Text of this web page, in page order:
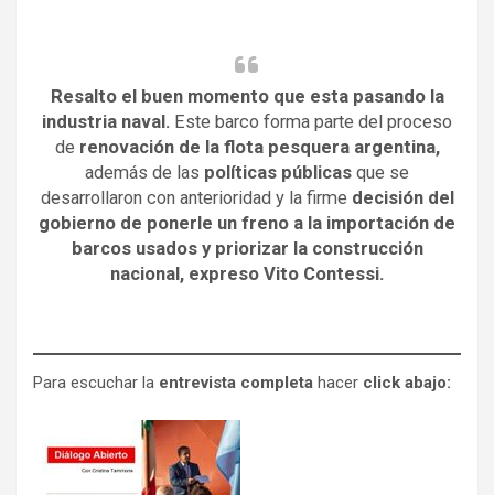
Resalto el buen momento que esta pasando la
industria naval. Este barco forma parte del proceso
de renovación de la flota pesquera argentina,
además de las políticas públicas que se
desarrollaron con anterioridad y la firme decisión del
gobierno de ponerle un freno a la importación de
barcos usados y priorizar la construcción
nacional, expreso Vito Contessi.
Para escuchar la entrevista completa hacer click abajo: